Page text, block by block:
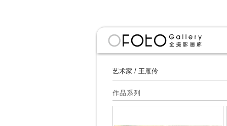
艺术家 / 王雁伶
作品系列